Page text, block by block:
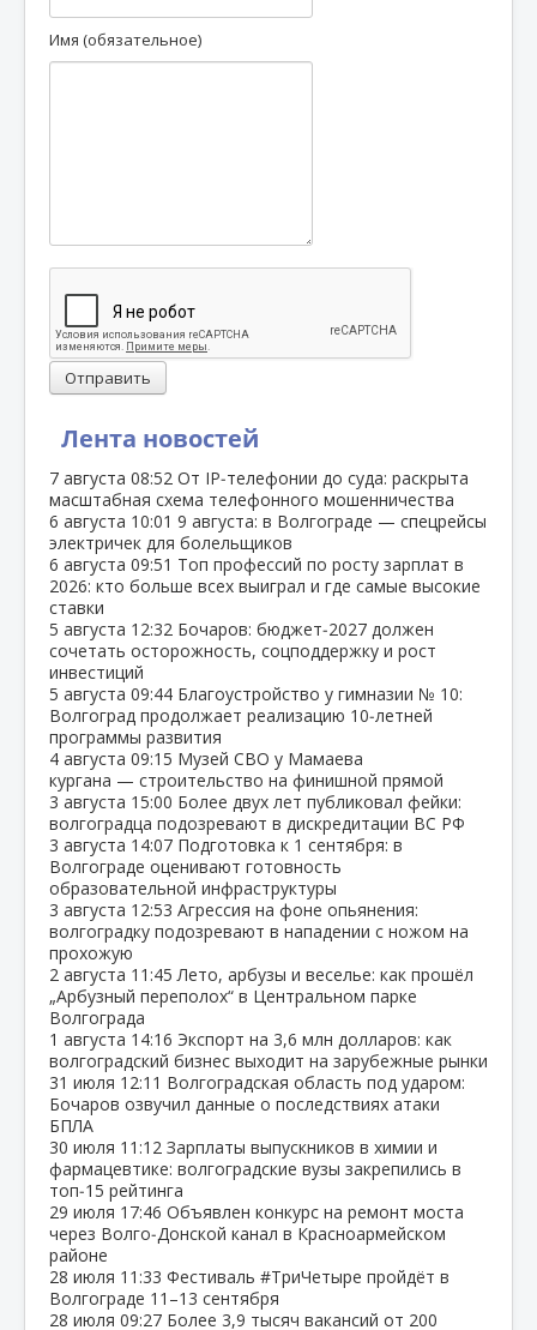
Лента новостей
7 августа 08:52 От IP‑телефонии до суда: раскрыта
масштабная схема телефонного мошенничества
6 августа 10:01 9 августа: в Волгограде — спецрейсы
электричек для болельщиков
6 августа 09:51 Топ профессий по росту зарплат в
2026: кто больше всех выиграл и где самые высокие
ставки
5 августа 12:32 Бочаров: бюджет‑2027 должен
сочетать осторожность, соцподдержку и рост
инвестиций
5 августа 09:44 Благоустройство у гимназии № 10:
Волгоград продолжает реализацию 10‑летней
программы развития
4 августа 09:15 Музей СВО у Мамаева
кургана — строительство на финишной прямой
3 августа 15:00 Более двух лет публиковал фейки:
волгоградца подозревают в дискредитации ВС РФ
3 августа 14:07 Подготовка к 1 сентября: в
Волгограде оценивают готовность
образовательной инфраструктуры
3 августа 12:53 Агрессия на фоне опьянения:
волгоградку подозревают в нападении с ножом на
прохожую
2 августа 11:45 Лето, арбузы и веселье: как прошёл
„Арбузный переполох“ в Центральном парке
Волгограда
1 августа 14:16 Экспорт на 3,6 млн долларов: как
волгоградский бизнес выходит на зарубежные рынки
31 июля 12:11 Волгоградская область под ударом:
Бочаров озвучил данные о последствиях атаки
БПЛА
30 июля 11:12 Зарплаты выпускников в химии и
фармацевтике: волгоградские вузы закрепились в
топ‑15 рейтинга
29 июля 17:46 Объявлен конкурс на ремонт моста
через Волго‑Донской канал в Красноармейском
районе
28 июля 11:33 Фестиваль #ТриЧетыре пройдёт в
Волгограде 11–13 сентября
28 июля 09:27 Более 3,9 тысяч вакансий от 200
Имя (обязательное)
Отправить